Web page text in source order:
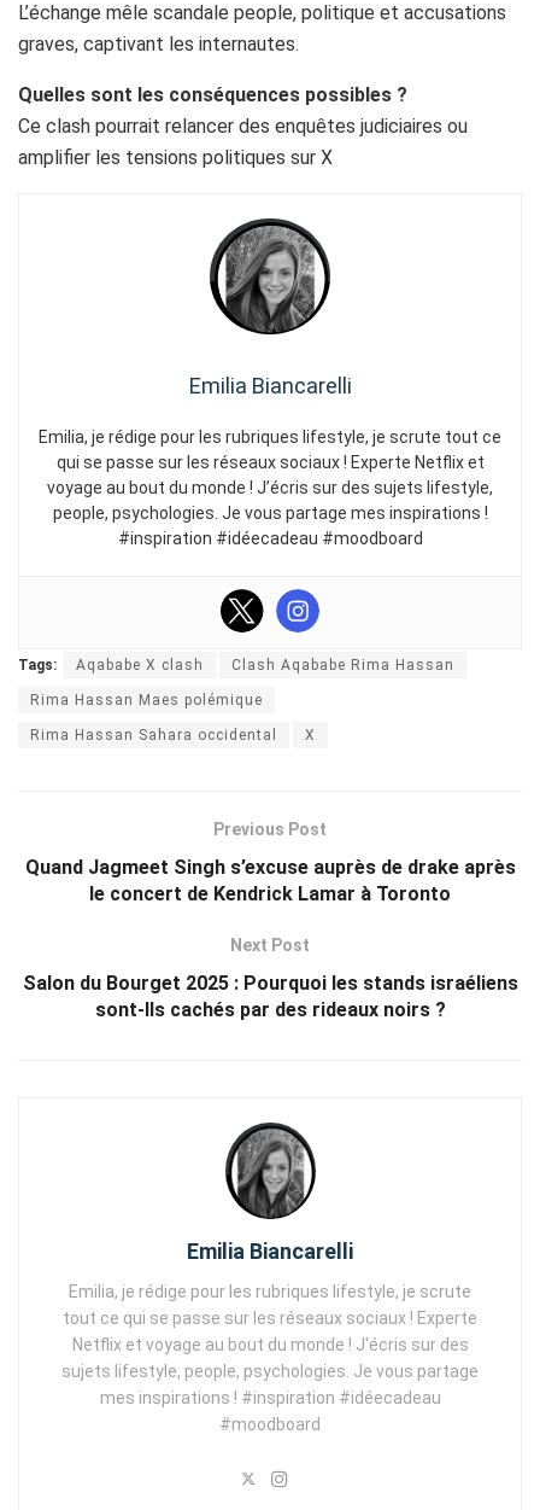
L’échange mêle scandale people, politique et accusations
graves, captivant les internautes.
Quelles sont les conséquences possibles ?
Ce clash pourrait relancer des enquêtes judiciaires ou
amplifier les tensions politiques sur X
Emilia Biancarelli
Emilia, je rédige pour les rubriques lifestyle, je scrute tout ce
qui se passe sur les réseaux sociaux ! Experte Netflix et
voyage au bout du monde ! J’écris sur des sujets lifestyle,
people, psychologies. Je vous partage mes inspirations !
#inspiration #idéecadeau #moodboard
Tags: Aqababe X clash Clash Aqababe Rima Hassan
Rima Hassan Maes polémique
Rima Hassan Sahara occidental X
Previous Post
Quand Jagmeet Singh s’excuse auprès de drake après
le concert de Kendrick Lamar à Toronto
Next Post
Salon du Bourget 2025 : Pourquoi les stands israéliens
sont-Ils cachés par des rideaux noirs ?
Emilia Biancarelli
Emilia, je rédige pour les rubriques lifestyle, je scrute
tout ce qui se passe sur les réseaux sociaux ! Experte
Netflix et voyage au bout du monde ! J'écris sur des
sujets lifestyle, people, psychologies. Je vous partage
mes inspirations ! #inspiration #idéecadeau
#moodboard